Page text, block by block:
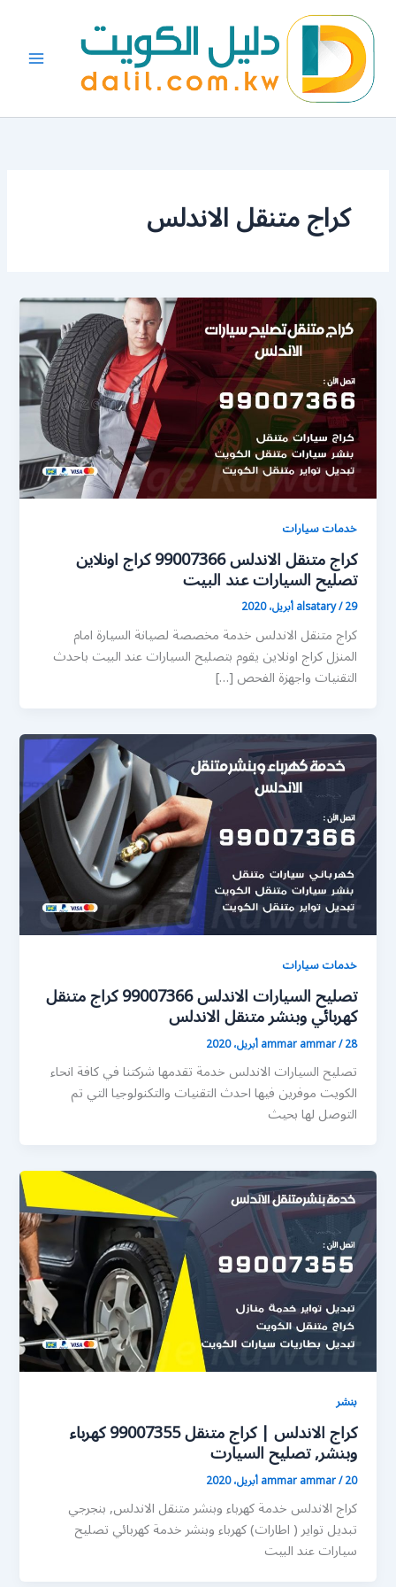
المحتوى
كراج متنقل الاندلس
خدمات سيارات
كراج متنقل الاندلس 99007366 كراج اونلاين
تصليح السيارات عند البيت
alsatary/29 أبريل، 2020
كراج متنقل الاندلس خدمة مخصصة لصيانة السيارة امام
المنزل كراج اونلاين يقوم بتصليح السيارات عند البيت باحدث
التقنيات واجهزة الفحص […]
خدمات سيارات
تصليح السيارات الاندلس 99007366 كراج متنقل
كهربائي وبنشر متنقل الاندلس
ammar ammar/28 أبريل، 2020
تصليح السيارات الاندلس خدمة تقدمها شركتنا في كافة انحاء
الكويت موفرين فيها احدث التقنيات والتكنولوجيا التي تم
التوصل لها بحيث
بنشر
كراج الاندلس | كراج متنقل 99007355 كهرباء
وبنشر, تصليح السيارت
ammar ammar/20 أبريل، 2020
كراج الاندلس خدمة كهرباء وبنشر متنقل الاندلس, بنجرجي
تبديل تواير ( اطارات) كهرباء وبنشر خدمة كهربائي تصليح
سيارات عند البيت